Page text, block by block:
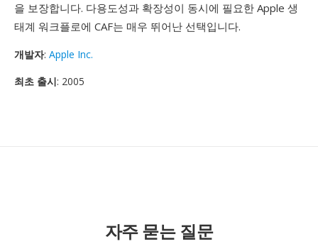
을 보장합니다. 다용도성과 확장성이 동시에 필요한 Apple 생
태계 워크플로에 CAF는 매우 뛰어난 선택입니다.
개발자: Apple Inc.
최초 출시: 2005
자주 묻는 질문